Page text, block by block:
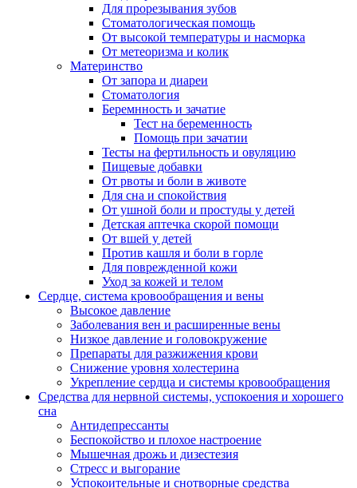
Для прорезывания зубов
Стоматологическая помощь
От высокой температуры и насморка
От метеоризма и колик
Материнство
От запора и диареи
Стоматология
Беремнность и зачатие
Тест на беременность
Помощь при зачатии
Тесты на фертильность и овуляцию
Пищевые добавки
От рвоты и боли в животе
Для сна и спокойствия
От ушной боли и простуды у детей
Детская аптечка скорой помощи
От вшей у детей
Против кашля и боли в горле
Для поврежденной кожи
Уход за кожей и телом
Сердце, система кровообращения и вены
Высокое давление
Заболевания вен и расширенные вены
Низкое давление и головокружение
Препараты для разжижения крови
Снижение уровня холестерина
Укрепление сердца и системы кровообращения
Средства для нервной системы, успокоения и хорошего
сна
Антидепрессанты
Беспокойство и плохое настроение
Мышечная дрожь и дизестезия
Стресс и выгорание
Успокоительные и снотворные средства